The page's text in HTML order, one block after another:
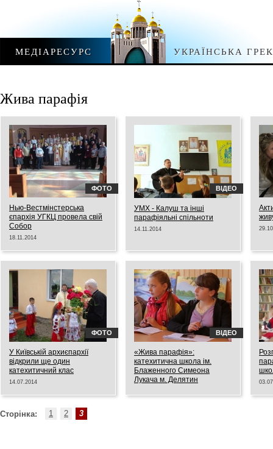
МЕДІАРЕСУРС УКРАЇНСЬКА
Жива парафія
Нью-Вестмінстерська
єпархія УГКЦ провела свій
Собор
18.11.2014
ФОТО
УМХ - Калуш та інші
парафіяльні спільноти
14.11.2014
ВІДЕО
У Київській архиєпархії
відкрили ще один
катехитичний клас
14.07.2014
ФОТО
«Жива парафія»:
катехитична школа ім.
Блаженного Симеона
Лукача м. Делятин
ВІДЕО
Сторінка: 1 2 3